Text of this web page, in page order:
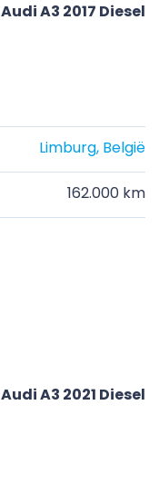
Audi A3 2017 Diesel
Limburg, België
162.000 km
Audi A3 2021 Diesel